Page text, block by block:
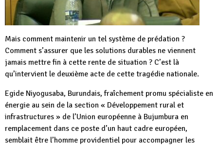
Mais comment maintenir un tel système de prédation ?
Comment s’assurer que les solutions durables ne viennent
jamais mettre fin à cette rente de situation ? C’est là
qu’intervient le deuxième acte de cette tragédie nationale.
Egide Niyogusaba, Burundais, fraîchement promu spécialiste en
énergie au sein de la section « Développement rural et
infrastructures » de l’Union européenne à Bujumbura en
remplacement dans ce poste d’un haut cadre européen,
semblait être l’homme providentiel pour accompagner les